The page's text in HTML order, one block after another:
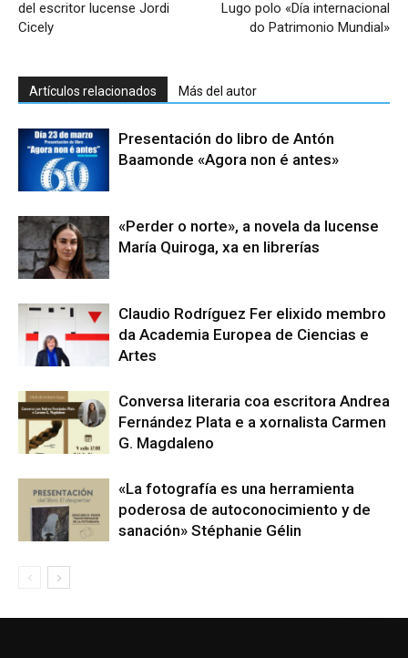
del escritor lucense Jordi
Cicely
Lugo polo «Día internacional
do Patrimonio Mundial»
Artículos relacionados Más del autor
Presentación do libro de Antón
Baamonde «Agora non é antes»
«Perder o norte», a novela da lucense
María Quiroga, xa en librerías
Claudio Rodríguez Fer elixido membro
da Academia Europea de Ciencias e
Artes
Conversa literaria coa escritora Andrea
Fernández Plata e a xornalista Carmen
G. Magdaleno
«La fotografía es una herramienta
poderosa de autoconocimiento y de
sanación» Stéphanie Gélin